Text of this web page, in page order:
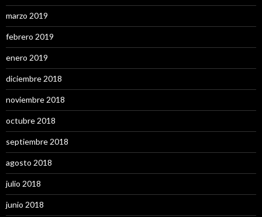
marzo 2019
febrero 2019
enero 2019
diciembre 2018
noviembre 2018
octubre 2018
septiembre 2018
agosto 2018
julio 2018
junio 2018